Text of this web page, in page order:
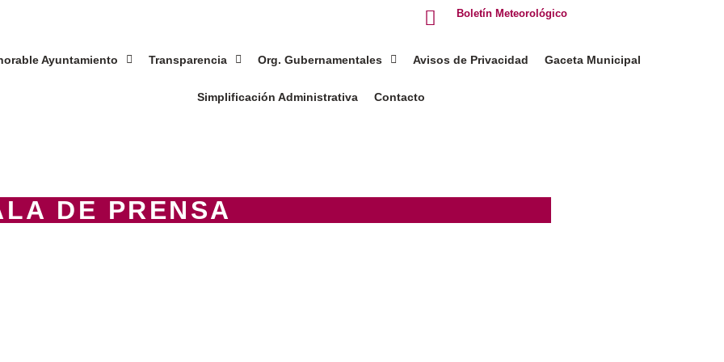
Boletín Meteorológico
Ayuntamiento Transparencia Org. Gubernamentales Avisos de Privacidad Gaceta Municipal
Simplificación Administrativa Contacto
DE PRENSA